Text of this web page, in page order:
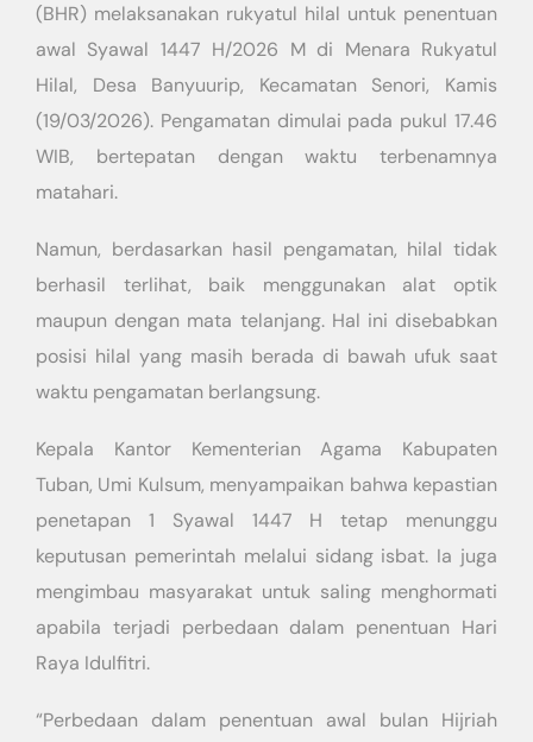
(BHR) melaksanakan rukyatul hilal untuk penentuan
awal Syawal 1447 H/2026 M di Menara Rukyatul
Hilal, Desa Banyuurip, Kecamatan Senori, Kamis
(19/03/2026). Pengamatan dimulai pada pukul 17.46
WIB, bertepatan dengan waktu terbenamnya
matahari.
Namun, berdasarkan hasil pengamatan, hilal tidak
berhasil terlihat, baik menggunakan alat optik
maupun dengan mata telanjang. Hal ini disebabkan
posisi hilal yang masih berada di bawah ufuk saat
waktu pengamatan berlangsung.
Kepala Kantor Kementerian Agama Kabupaten
Tuban, Umi Kulsum, menyampaikan bahwa kepastian
penetapan 1 Syawal 1447 H tetap menunggu
keputusan pemerintah melalui sidang isbat. Ia juga
mengimbau masyarakat untuk saling menghormati
apabila terjadi perbedaan dalam penentuan Hari
Raya Idulfitri.
“Perbedaan dalam penentuan awal bulan Hijriah